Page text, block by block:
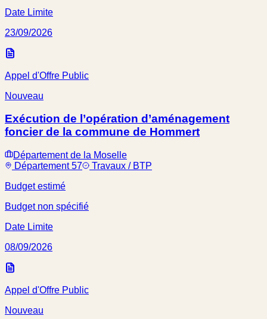
Date Limite
23/09/2026
Appel d'Offre Public
Nouveau
Exécution de l’opération d’aménagement
foncier de la commune de Hommert
Département de la Moselle
Département 57
Travaux / BTP
Budget estimé
Budget non spécifié
Date Limite
08/09/2026
Appel d'Offre Public
Nouveau